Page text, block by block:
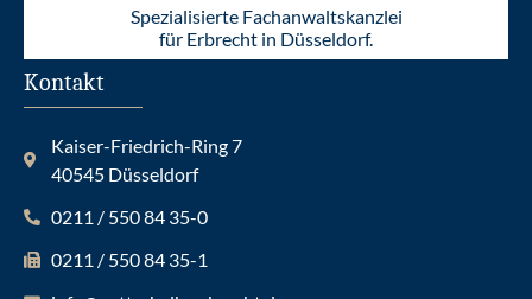
Spezialisierte Fachanwaltskanzlei
für Erbrecht in Düsseldorf.
Kontakt
Kaiser-Friedrich-Ring 7
40545 Düsseldorf
0211 / 550 84 35-0
0211 / 550 84 35-1